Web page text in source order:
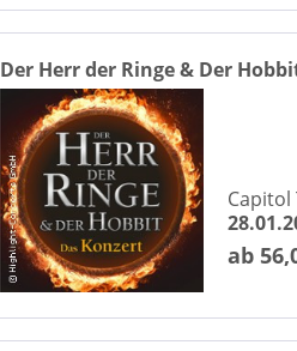
Der Herr der Ringe & Der
ab